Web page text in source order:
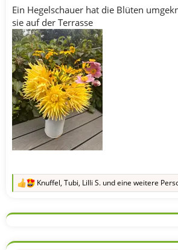
Ein Hegelschauer hat die Blüten
sie auf der Terrasse
R
k
o
Knuffel, Tubi, Lilli S. und eine weitere